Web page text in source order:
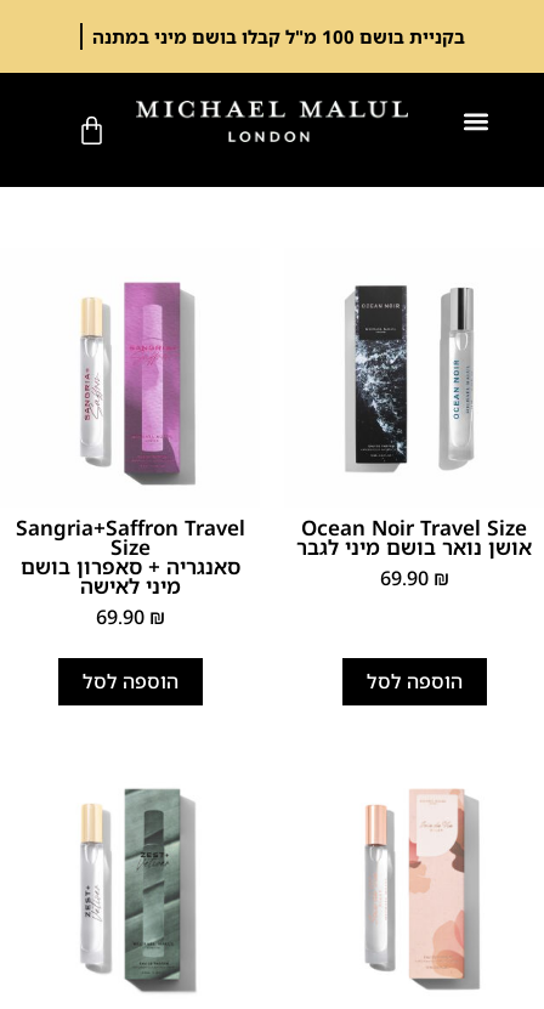
בקניית בושם 100 מ"ל קבלו בושם מיני במתנה
Ocean Noir Travel Size
אושן נואר בושם מיני לגבר
69.90 ₪
הוספה לסל
Sangria+Saffron Travel
Size
סאנגריה + סאפרון בושם
מיני לאישה
69.90 ₪
הוספה לסל